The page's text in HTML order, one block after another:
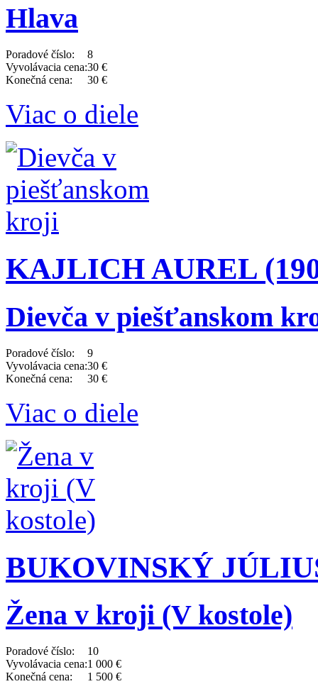
Hlava
Poradové číslo:
8
Vyvolávacia cena:30 €
Konečná cena:
30 €
Viac o diele
KAJLICH AUREL
Dievča v piešťanskom
Poradové číslo:
9
Vyvolávacia cena:30 €
Konečná cena:
30 €
Viac o diele
BUKOVINSKÝ
Žena v kroji (V kostole)
Poradové číslo:
10
Vyvolávacia cena:1 000 €
Konečná cena:
1 500 €